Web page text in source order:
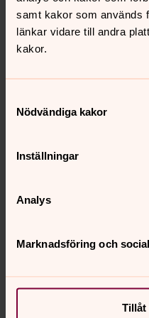
samt kakor som används
länkar vidare till andra
kakor.
Nödvändiga kakor
Inställningar
Analys
Marknadsföring och
Tillåt
kyrkofullmäktige
2. Ha hand om den
förvalta kyrkans och
Kyrkorådet består av sex
mandatperiod
Här finns protokoll från
Synpunkter eller